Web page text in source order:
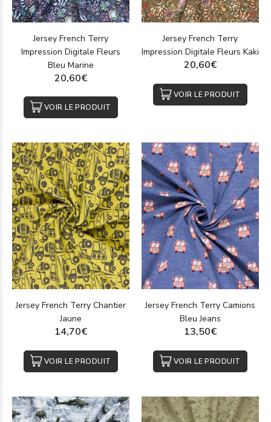
Jersey French Terry
Impression Digitale Fleurs
Bleu Marine
20,60€
VOIR LE PRODUIT
Jersey French Terry
Impression Digitale Fleurs Kaki
20,60€
VOIR LE PRODUIT
Jersey French Terry Chantier
Jaune
14,70€
VOIR LE PRODUIT
Jersey French Terry Camions
Bleu Jeans
13,50€
VOIR LE PRODUIT